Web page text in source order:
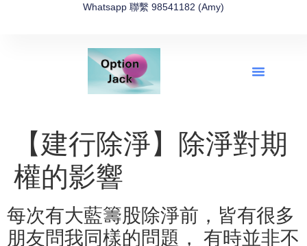
Whatsapp 聯繫 98541182 (Amy)
【建行除淨】除淨對期
權的影響
每次有大藍籌股除淨前，皆有很多
朋友問我同樣的問題， 有時並非不